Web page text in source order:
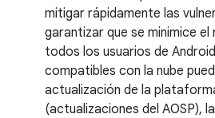
mitigar rápidamente las
garantizar que se minimice
todos los usuarios de
compatibles con la nube
actualización de la
(actualizaciones del AOSP),